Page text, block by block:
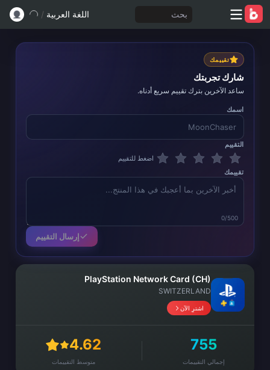
بحث اللغة العربية /
تقييمك
شارك تجربتك
ساعد الآخرين بترك تقييم سريع أدناه.
اسمك
التقييم
اضغط للتقييم
تقييمك
0/500
إرسال التقييم
PlayStation Network Card (CH)
SWITZERLAND
اشترِ الآن
755
إجمالي التقييمات
4.62
متوسط التقييمات